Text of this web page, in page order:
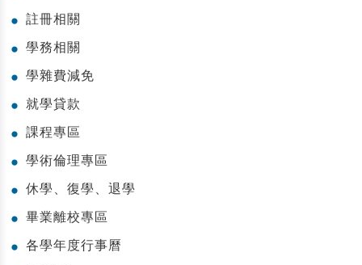
● 註冊相關
● 學務相關
● 學雜費減免
● 就學貸款
● 課程專區
● 學術倫理專區
● 休學、復學、退學
● 畢業離校專區
● 各學年度行事曆